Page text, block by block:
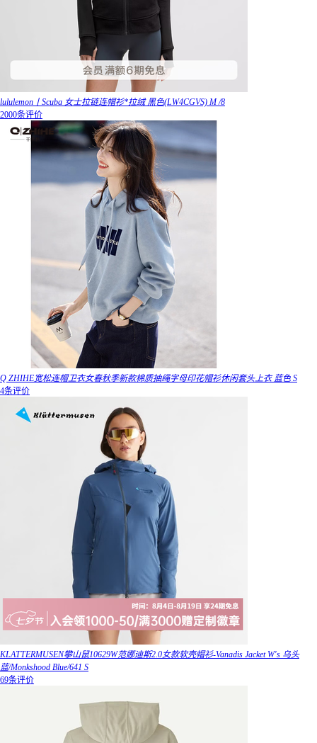
lululemon丨Scuba 女士拉链连帽衫*拉绒 黑色(LW4CGVS) M /8
2000条评价
Q ZHIHE宽松连帽卫衣女春秋季新款棉质抽绳字母印花帽衫休闲套头上衣 蓝色 S
4条评价
KLATTERMUSEN攀山鼠10629W范娜迪斯2.0女款软壳帽衫-Vanadis Jacket W's 乌头
蓝/Monkshood Blue/641 S
69条评价